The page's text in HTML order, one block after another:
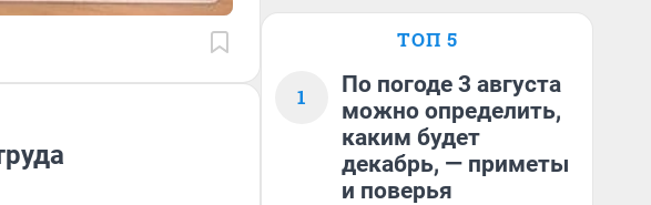
ТОП 5
1
По погоде 3 августа
можно определить,
каким будет
декабрь, — приметы
и поверья